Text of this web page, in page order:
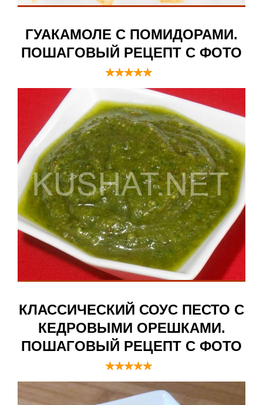
ГУАКАМОЛЕ С ПОМИДОРАМИ.
ПОШАГОВЫЙ РЕЦЕПТ С ФОТО
КЛАССИЧЕСКИЙ СОУС ПЕСТО С
КЕДРОВЫМИ ОРЕШКАМИ.
ПОШАГОВЫЙ РЕЦЕПТ С ФОТО